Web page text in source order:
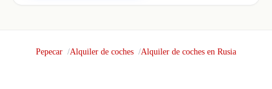
Pepecar Alquiler de coches Alquiler de coches en Rusia